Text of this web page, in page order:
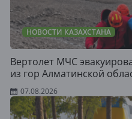
НОВОСТИ КАЗАХСТАНА
Вертолет МЧС
из гор Алматинской
07.08.2026